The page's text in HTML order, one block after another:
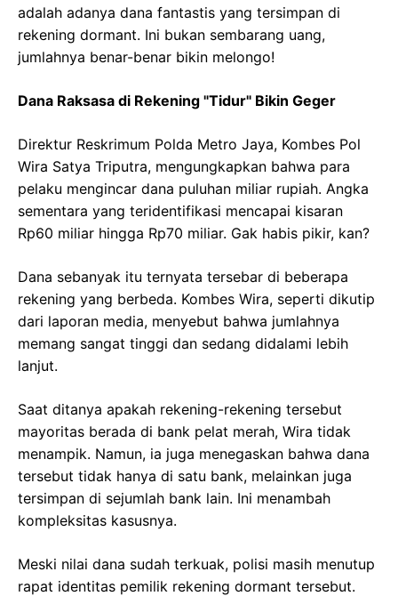
adalah adanya dana fantastis yang tersimpan di
rekening dormant. Ini bukan sembarang uang,
jumlahnya benar-benar bikin melongo!
Dana Raksasa di Rekening "Tidur" Bikin Geger
Direktur Reskrimum Polda Metro Jaya, Kombes Pol
Wira Satya Triputra, mengungkapkan bahwa para
pelaku mengincar dana puluhan miliar rupiah. Angka
sementara yang teridentifikasi mencapai kisaran
Rp60 miliar hingga Rp70 miliar. Gak habis pikir, kan?
Dana sebanyak itu ternyata tersebar di beberapa
rekening yang berbeda. Kombes Wira, seperti dikutip
dari laporan media, menyebut bahwa jumlahnya
memang sangat tinggi dan sedang didalami lebih
lanjut.
Saat ditanya apakah rekening-rekening tersebut
mayoritas berada di bank pelat merah, Wira tidak
menampik. Namun, ia juga menegaskan bahwa dana
tersebut tidak hanya di satu bank, melainkan juga
tersimpan di sejumlah bank lain. Ini menambah
kompleksitas kasusnya.
Meski nilai dana sudah terkuak, polisi masih menutup
rapat identitas pemilik rekening dormant tersebut.